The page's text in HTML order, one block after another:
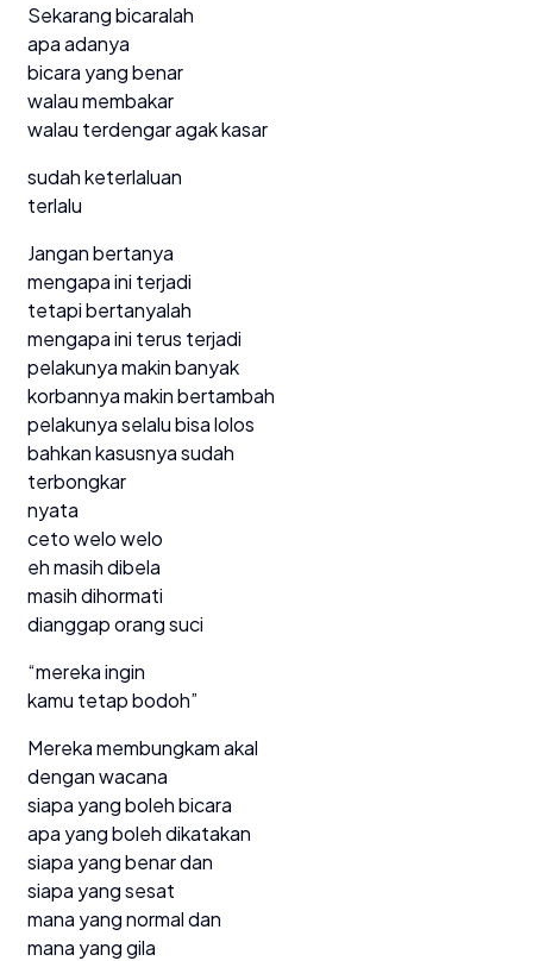
Sekarang bicaralah
apa adanya
bicara yang benar
walau membakar
walau terdengar agak kasar
sudah keterlaluan
terlalu
Jangan bertanya
mengapa ini terjadi
tetapi bertanyalah
mengapa ini terus terjadi
pelakunya makin banyak
korbannya makin bertambah
pelakunya selalu bisa lolos
bahkan kasusnya sudah
terbongkar
nyata
ceto welo welo
eh masih dibela
masih dihormati
dianggap orang suci
“mereka ingin
kamu tetap bodoh”
Mereka membungkam akal
dengan wacana
siapa yang boleh bicara
apa yang boleh dikatakan
siapa yang benar dan
siapa yang sesat
mana yang normal dan
mana yang gila